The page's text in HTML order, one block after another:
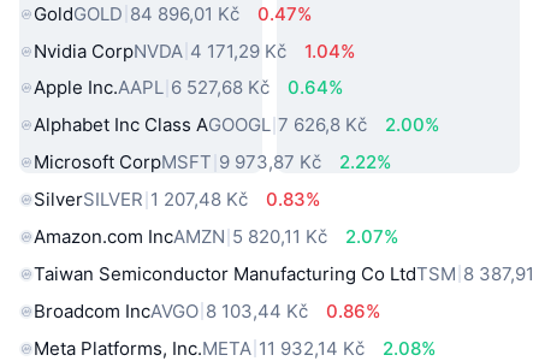
GoldGOLD 84 896,01 Kč
0.47%
Nvidia CorpNVDA 4 171,29 Kč
1.04%
Apple Inc.AAPL 6 527,68 Kč
0.64%
Alphabet Inc Class AGOOGL 7 626,8 Kč
2.00%
Microsoft CorpMSFT 9 973,87 Kč
2.22%
SilverSILVER 1 207,48 Kč
0.83%
Amazon.com IncAMZN 5 820,11 Kč
2.07%
Taiwan Semiconductor Manufacturing Co LtdTSM 8 387,91
Broadcom IncAVGO 8 103,44 Kč
0.86%
Meta Platforms, Inc.META 11 932,14 Kč
2.08%